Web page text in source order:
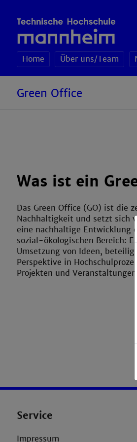
Home Über uns/Team
Green Office
Was ist ein
Das Green Office (GO) ist die
Nachhaltigkeit und setzt sich
eine nachhaltige Entwicklung
sozial-ökologischen Bereich:
Umsetzung von Ideen,
Perspektive in
Projekten und Veranstaltungen.
Service
Impressum